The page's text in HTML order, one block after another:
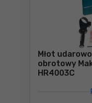
Młot
obrotowy
HR4003C